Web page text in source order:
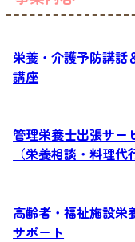
栄養・介護予防講話
講座
管理栄養士出張サー
（栄養相談・料理代
高齢者・福祉施設栄
サポート